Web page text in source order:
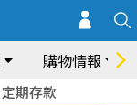
購物情報
定期存款